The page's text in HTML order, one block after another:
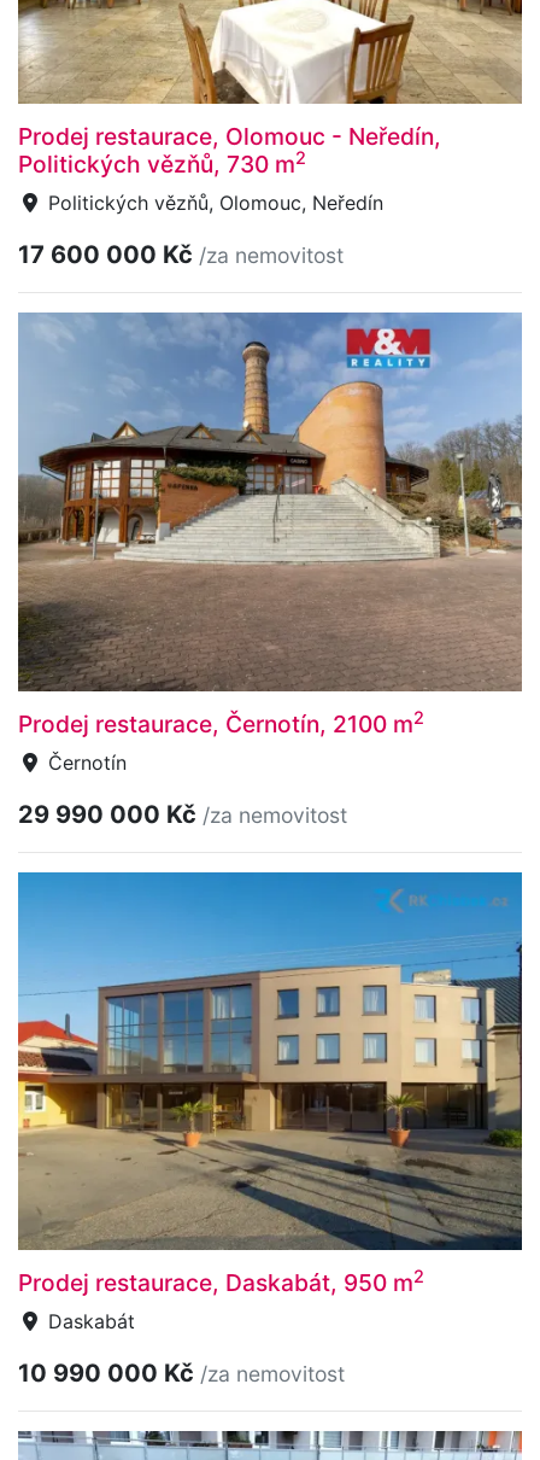
Prodej restaurace, Olomouc - Neředín,
Politických vězňů, 730 m2
Politických vězňů, Olomouc, Neředín
17 600 000 Kč /za nemovitost
Prodej restaurace, Černotín, 2100 m2
Černotín
29 990 000 Kč /za nemovitost
Prodej restaurace, Daskabát, 950 m2
Daskabát
10 990 000 Kč /za nemovitost